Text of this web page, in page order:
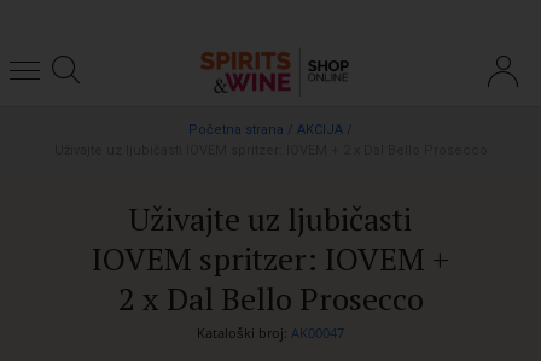
Početna strana / AKCIJA /
Uživajte uz ljubičasti
IOVEM spritzer: IOVEM +
2 x Dal Bello Prosecco
Kataloški broj: AK00047